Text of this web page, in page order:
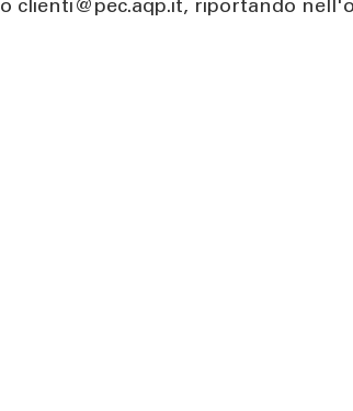
riportando